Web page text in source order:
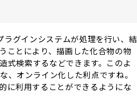
グインシステムが処理を行い、結
ことにより、描画した化合物の物
式検索するなどできます。このよ
、オンライン化した利点ですね。
に利用することができるようにな